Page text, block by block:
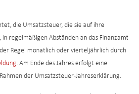
die Umsatzsteuer, die sie auf ihre
regelmäßigen Abständen an das Finanzamt
Regel monatlich oder vierteljährlich durch
. Am Ende des Jahres erfolgt eine
der Umsatzsteuer-Jahreserklärung.